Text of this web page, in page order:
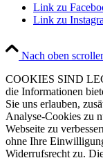
Link zu
Link zu
Nach oben
COOKIES SIND
die Informationen
Sie uns erlauben,
Analyse-Cookies zu
Webseite zu
ohne Ihre
Widerrufsrecht zu.